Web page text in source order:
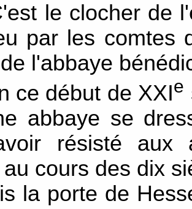
le clocher de
par les comtes
l'abbaye
début de XXIe
abbaye se
résisté aux
cours des dix
la porte de